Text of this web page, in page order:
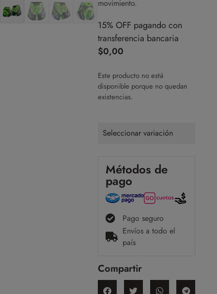
movimiento.
15% OFF pagando con
transferencia bancaria
$0,00
Este producto no está
disponible porque no quedan
existencias.
Seleccionar variación
Métodos de
pago
Pago seguro
Envíos a todo el
país
Compartir